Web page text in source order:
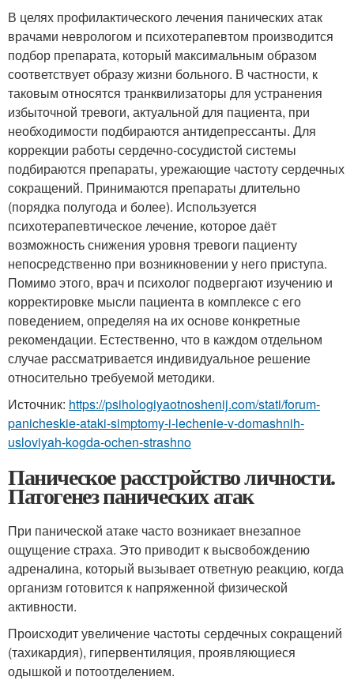
В целях профилактического лечения панических атак
врачами неврологом и психотерапевтом производится
подбор препарата, который максимальным образом
соответствует образу жизни больного. В частности, к
таковым относятся транквилизаторы для устранения
избыточной тревоги, актуальной для пациента, при
необходимости подбираются антидепрессанты. Для
коррекции работы сердечно-сосудистой системы
подбираются препараты, урежающие частоту сердечных
сокращений. Принимаются препараты длительно
(порядка полугода и более). Используется
психотерапевтическое лечение, которое даёт
возможность снижения уровня тревоги пациенту
непосредственно при возникновении у него приступа.
Помимо этого, врач и психолог подвергают изучению и
корректировке мысли пациента в комплексе с его
поведением, определяя на их основе конкретные
рекомендации. Естественно, что в каждом отдельном
случае рассматривается индивидуальное решение
относительно требуемой методики.
Источник: https://psihologiyaotnoshenij.com/stati/forum-
panicheskie-ataki-simptomy-i-lechenie-v-domashnih-
usloviyah-kogda-ochen-strashno
Паническое расстройство личности.
Патогенез панических атак
При панической атаке часто возникает внезапное
ощущение страха. Это приводит к высвобождению
адреналина, который вызывает ответную реакцию, когда
организм готовится к напряженной физической
активности.
Происходит увеличение частоты сердечных сокращений
(тахикардия), гипервентиляция, проявляющиеся
одышкой и потоотделением.